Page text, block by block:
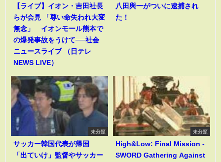
【ライブ】イオン・吉田社長
らが会見 「尊い命失われ大変
無念」 イオンモール熊本で
の爆発事故をうけて──社会
ニュースライブ （日テレ
NEWS LIVE）
八田與一がついに逮捕され
た！
未分類
サッカー韓国代表が帰国
「出ていけ」監督やサッカー
未分類
High&Low: Final Mission -
SWORD Gathering Against